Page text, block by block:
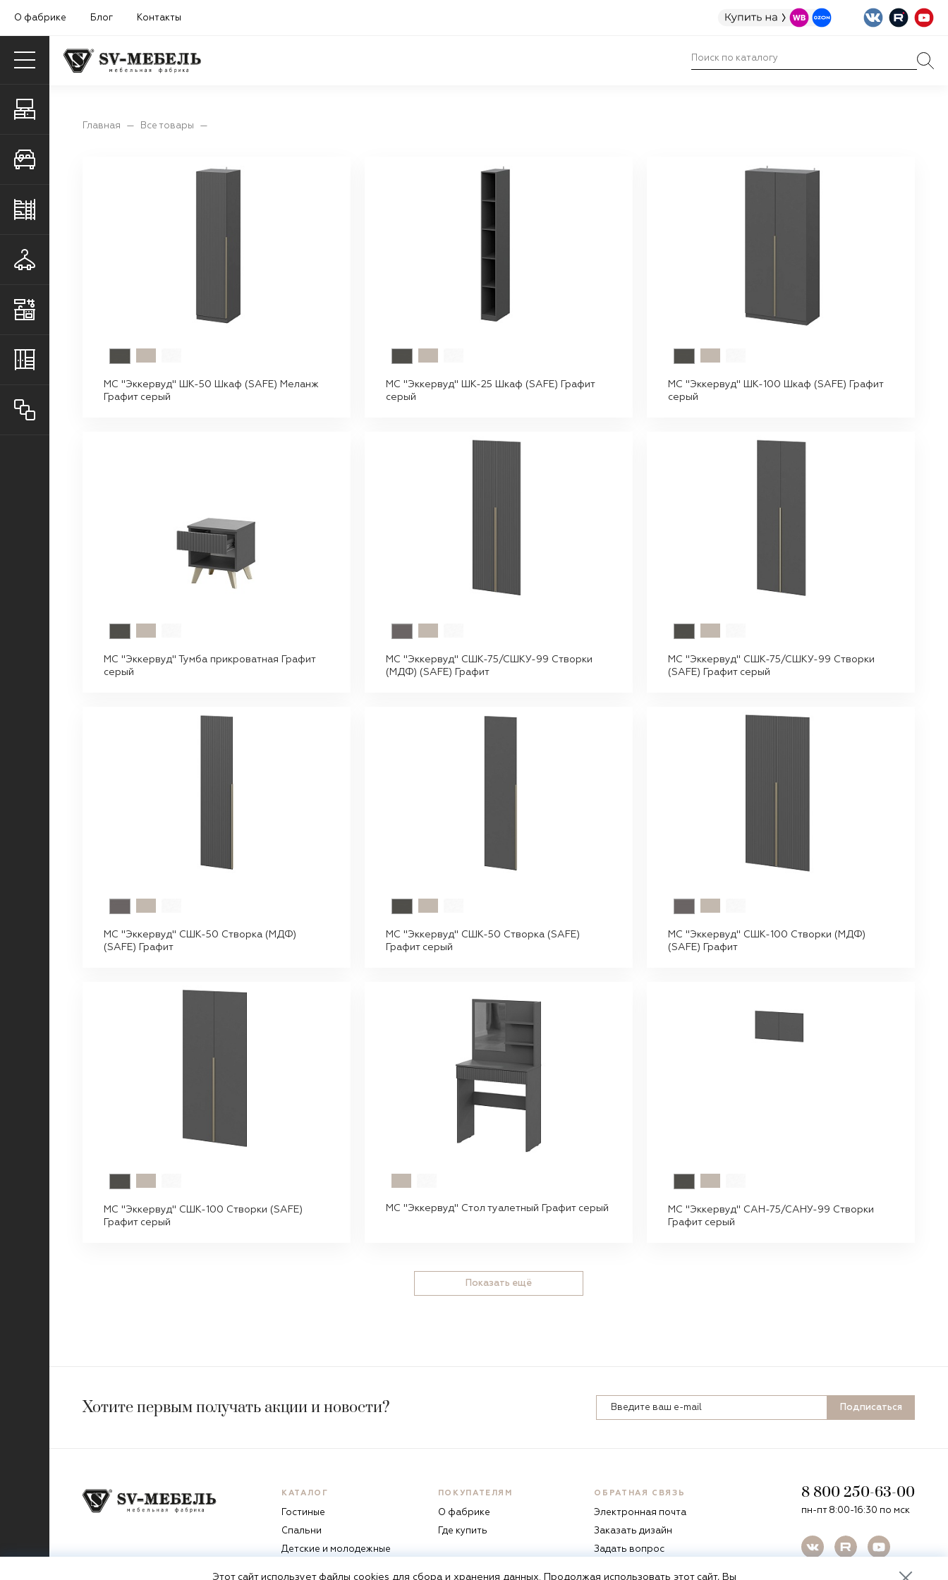
О фабрике Блог Контакты
Главная — Все товары —
МС "Эккервуд" ШК-50 Шкаф (SAFE) Меланж
Графит серый
МС "Эккервуд" ШК-25 Шкаф (SAFE) Графит
серый
МС "Эккервуд" ШК-100 Шкаф (SAFE) Графит
серый
МС "Эккервуд" Тумба прикроватная Графит
серый
МС "Эккервуд" СШК-75/СШКУ-99 Створки
(МДФ) (SAFE) Графит
МС "Эккервуд" СШК-75/СШКУ-99 Створки
(SAFE) Графит серый
МС "Эккервуд" СШК-50 Створка (МДФ)
(SAFE) Графит
МС "Эккервуд" СШК-50 Створка (SAFE)
Графит серый
МС "Эккервуд" СШК-100 Створки (МДФ)
(SAFE) Графит
МС "Эккервуд" СШК-100 Створки (SAFE)
Графит серый
МС "Эккервуд" Стол туалетный Графит серый
МС "Эккервуд" САН-75/САНУ-99 Створки
Графит серый
Показать ещё
Хотите первым получать акции и новости? Подписаться
КАТАЛОГ
Гостиные
Спальни
Детские и молодежные
ПОКУПАТЕЛЯМ
О фабрике
Где купить
ОБРАТНАЯ СВЯЗЬ
Электронная почта
Заказать дизайн
Задать вопрос
8 800 250-63-00
пн-пт 8:00-16:30 по мск
Этот сайт использует файлы cookies для сбора и хранения данных. Продолжая использовать этот сайт, Вы